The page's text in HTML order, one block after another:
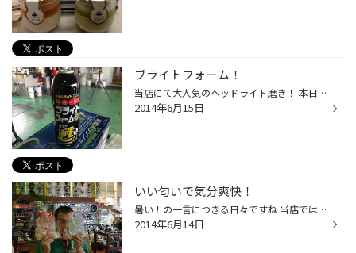
ブライトフォーム！
当店にて大人気のヘッドライト磨き！ 本日は店長自ら磨いております。 自分も磨いて〜(^^)
2014年6月15日
いい匂いで気分爽快！
暑い！の一言につきる日々ですね 当店では、【香りを楽しもうフェアー】ということで香り石鹸やいい匂いのハンドクリームなど、香りを楽しむアイテムを詰め合わせにしてお買い得価格で販売中でございます。 汗の匂いが気になるこの時期に清涼感のある香りでリフレッシュしてみてはいかがでしょうか...
2014年6月14日